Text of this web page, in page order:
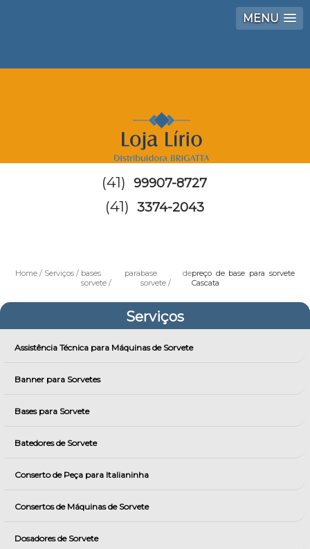
MENU
(41) 99907-8727
(41) 3374-2043
Home Serviços
bases para
sorvete
base de
sorvete
preço de base para sorvete
Cascata
Serviços
Assistência Técnica para Máquinas de Sorvete
Banner para Sorvetes
Bases para Sorvete
Batedores de Sorvete
Conserto de Peça para Italianinha
Consertos de Máquinas de Sorvete
Dosadores de Sorvete